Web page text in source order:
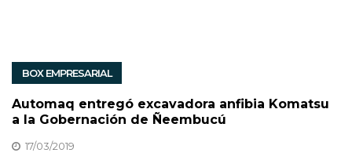
BOX EMPRESARIAL
Automaq entregó excavadora anfibia Komatsu
a la Gobernación de Ñeembucú
17/03/2019